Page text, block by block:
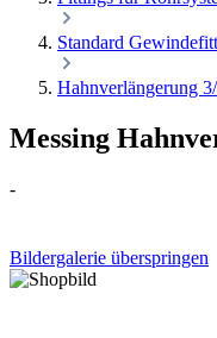
Standard
Hahnverlängerung
Messing
-
Bildergalerie überspringen